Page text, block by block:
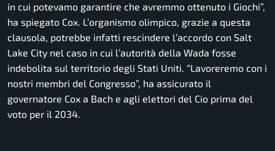
in cui potevamo garantire che avremmo ottenuto i Giochi”,
ha spiegato Cox. L’organismo olimpico, grazie a questa
clausola, potrebbe infatti rescindere l’accordo con Salt
Lake City nel caso in cui l’autorità della Wada fosse
indebolita sul territorio degli Stati Uniti. “Lavoreremo con i
nostri membri del Congresso”, ha assicurato il
governatore Cox a Bach e agli elettori del Cio prima del
voto per il 2034.